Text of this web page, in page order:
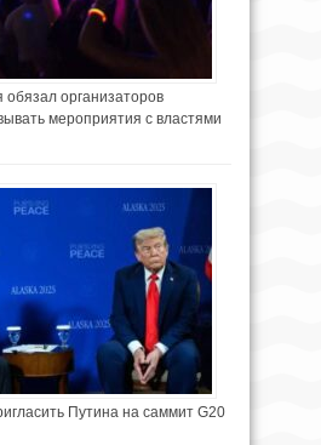
обязал организаторов
мероприятия с властями
Путина на саммит G20